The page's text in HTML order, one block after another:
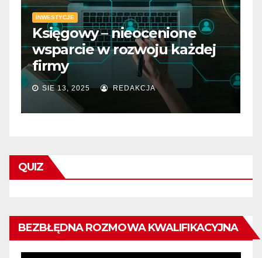
INWESTYCJE
Księgowy – nieocenione
wsparcie w rozwoju każdej
firmy
SIE 13, 2025 REDAKCJA
QUIZ
BEZBŁĘDNA ROZMOWA KWALIFIKACYJNA